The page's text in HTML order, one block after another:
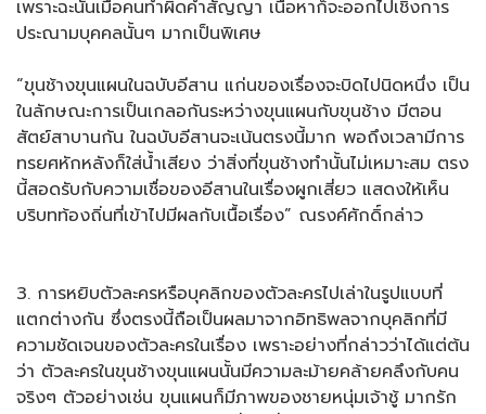
เพราะฉะนั้นเมื่อคนทำผิดคำสัญญา เนื้อหาก็จะออกไปเชิงการ
ประณามบุคคลนั้นๆ มากเป็นพิเศษ
“ขุนช้างขุนแผนในฉบับอีสาน แก่นของเรื่องจะบิดไปนิดหนึ่ง เป็น
ในลักษณะการเป็นเกลอกันระหว่างขุนแผนกับขุนช้าง มีตอน
สัตย์สาบานกัน ในฉบับอีสานจะเน้นตรงนี้มาก พอถึงเวลามีการ
ทรยศหักหลังก็ใส่น้ำเสียง ว่าสิ่งที่ขุนช้างทำนั้นไม่เหมาะสม ตรง
นี้สอดรับกับความเชื่อของอีสานในเรื่องผูกเสี่ยว แสดงให้เห็น
บริบทท้องถิ่นที่เข้าไปมีผลกับเนื้อเรื่อง” ณรงค์ศักดิ์กล่าว
3. การหยิบตัวละครหรือบุคลิกของตัวละครไปเล่าในรูปแบบที่
แตกต่างกัน ซึ่งตรงนี้ถือเป็นผลมาจากอิทธิพลจากบุคลิกที่มี
ความชัดเจนของตัวละครในเรื่อง เพราะอย่างที่กล่าวว่าได้แต่ต้น
ว่า ตัวละครในขุนช้างขุนแผนนั้นมีความละม้ายคล้ายคลึงกับคน
จริงๆ ตัวอย่างเช่น ขุนแผนก็มีภาพของชายหนุ่มเจ้าชู้ มากรัก